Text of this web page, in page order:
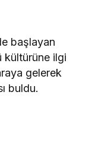
başlayan
kültürüne ilgi
gelerek
buldu.